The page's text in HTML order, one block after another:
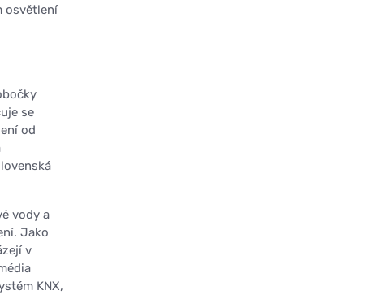
osvětlení
se
od
vody a
Jako
v
KNX,